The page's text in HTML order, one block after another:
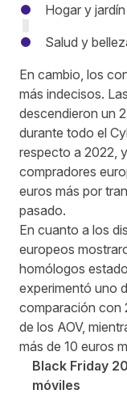
Hogar y
Salud y
En cambio, los
más indecisos.
descendieron un
durante todo el
respecto a 2022,
compradores
euros más por
pasado.
En cuanto a los
europeos
homólogos
experimentó uno
comparación con
de los AOV,
más de 10 euros
Black Friday
móviles